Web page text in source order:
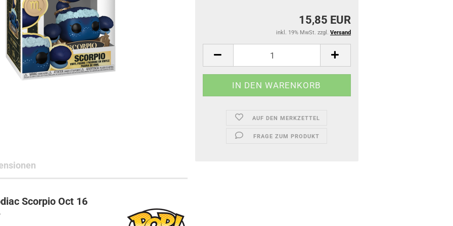
Toys
Subjects
Hersteller
15,85 EUR
inkl. 19% MwSt. zzgl. Versand
AUF DEN MERKZETTEL
FRAGE ZUM PRODUKT
Scorpio Oct 16